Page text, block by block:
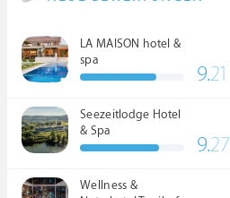
LA MAISON hotel &
spa
9.21
Seezeitlodge Hotel
& Spa
9.27
Wellness &